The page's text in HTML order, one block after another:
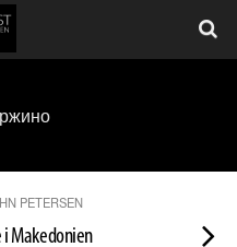
PETERSEN
i Makedonien